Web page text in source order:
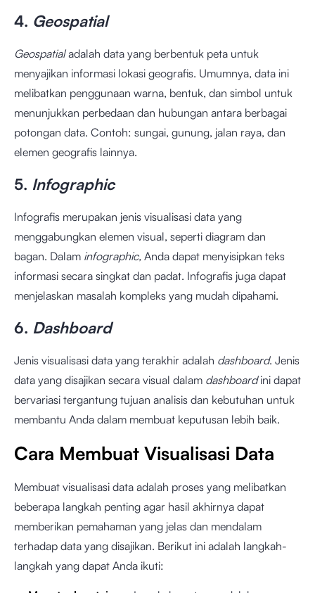
4. Geospatial
Geospatialadalah data yang berbentuk peta untuk
menyajikan informasi lokasi geografis. Umumnya, data ini
melibatkan penggunaan warna, bentuk, dan simbol untuk
menunjukkan perbedaan dan hubungan antara berbagai
potongan data. Contoh: sungai, gunung, jalan raya, dan
elemen geografis lainnya.
5. Infographic
Infografis merupakan jenis visualisasi data yang
menggabungkan elemen visual, seperti diagram dan
bagan. Dalam infographic, Anda dapat menyisipkan teks
informasi secara singkat dan padat. Infografis juga dapat
menjelaskan masalah kompleks yang mudah dipahami.
6. Dashboard
Jenis visualisasi data yang terakhir adalah dashboard. Jenis
data yang disajikan secara visual dalam dashboardini dapat
bervariasi tergantung tujuan analisis dan kebutuhan untuk
membantu Anda dalam membuat keputusan lebih baik.
Cara Membuat Visualisasi Data
Membuat visualisasi data adalah proses yang melibatkan
beberapa langkah penting agar hasil akhirnya dapat
memberikan pemahaman yang jelas dan mendalam
terhadap data yang disajikan. Berikut ini adalah langkah-
langkah yang dapat Anda ikuti: